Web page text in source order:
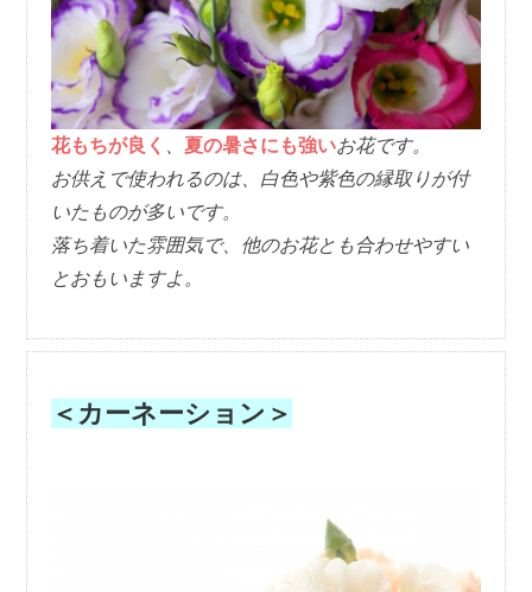
花もちが良く 、夏の暑さにも強いお花です。
お供えで使われるのは、白色や紫色の縁取りが付
いたものが多いです。
落ち着いた雰囲気で、他のお花とも合わせやすい
とおもいますよ。
＜カーネーション＞